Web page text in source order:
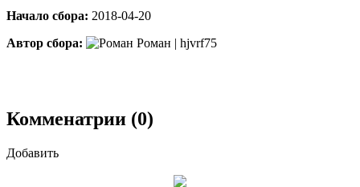
Начало сбора: 2018-04-20
Автор сбора:
Роман | hjvrf75
Комменатрии (0)
Добавить